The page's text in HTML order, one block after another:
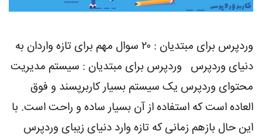
وردپرس برای مبتدیان : ۲۰ سوال مهم برای تازه واردان به
دنیای وردپرس وردپرس برای مبتدیان : سیستم مدیریت
محتوای وردپرس یک سیستم بسیار کاربرپسند و فوق
العاده است که استفاده از آن بسیار ساده و راحت است. با
این حال بازهم زمانی که تازه وارد دنیای زیبای وردپرس